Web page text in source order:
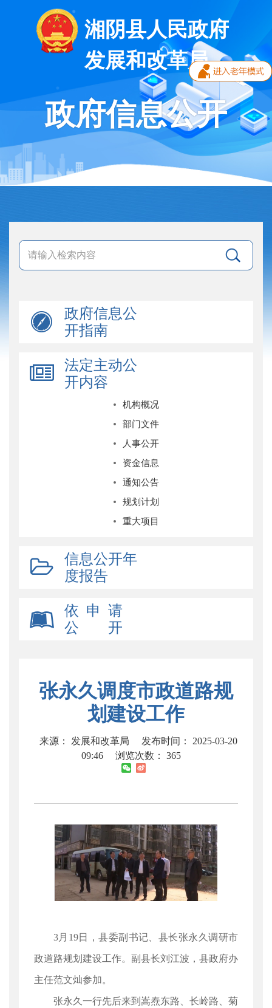
湘阴县人民政府
发展和改革局
政府信息公开
政府信息公
开指南
法定主动公
开内容
机构概况
部门文件
人事公开
资金信息
通知公告
规划计划
重大项目
信息公开年
度报告
依 申 请
公 开
张永久调度市政道路规
划建设工作
来源： 发展和改革局
发布时间： 2025-03-20
09:46
浏览次数： 365
3月19日，县委副书记、县长张永久调研市
政道路规划建设工作。副县长刘江波，县政府办
主任范文灿参加。
张永久一行先后来到嵩焘东路、长岭路、菊